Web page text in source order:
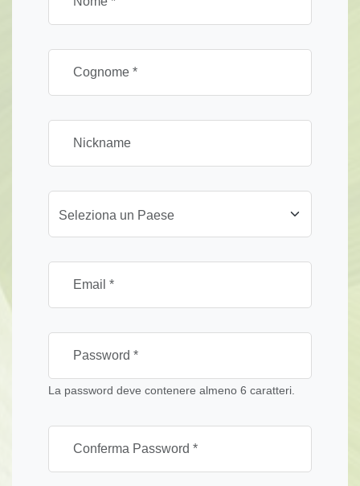
Seleziona un Paese
La password deve contenere almeno 6 caratteri.